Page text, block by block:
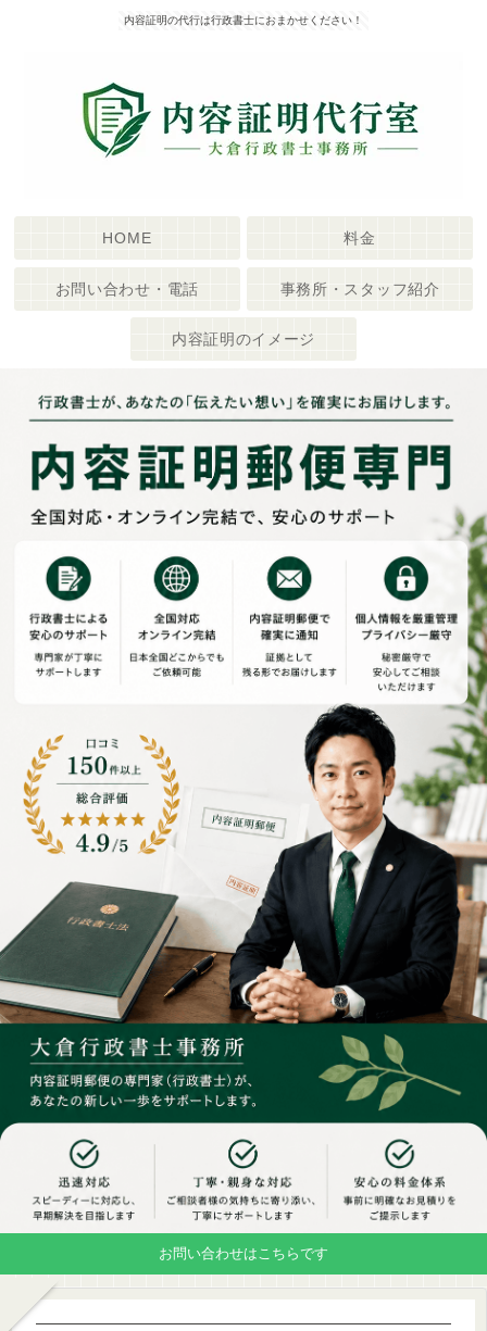
内容証明の代行は行政書士におまかせください！
HOME 料金
お問い合わせ・電話 事務所・スタッフ紹介
内容証明のイメージ
お問い合わせはこちらです